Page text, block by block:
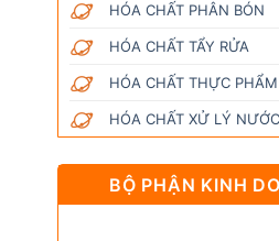
HÓA CHẤT PHÂN BÓN
HÓA CHẤT TẨY RỬA
HÓA CHẤT THỰC PHẨM
HÓA CHẤT XỬ LÝ
BỘ PHẬN KINH
Add to